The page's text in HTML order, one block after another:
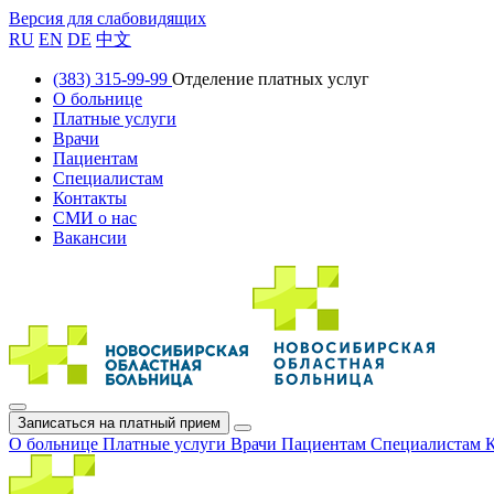
Версия для слабовидящих
RU EN DE 中文
(383) 315-99-99 Отделение платных услуг
О больнице
Платные услуги
Врачи
Пациентам
Специалистам
Контакты
СМИ о нас
Вакансии
Записаться на платный прием
О больнице Платные услуги Врачи Пациентам Специалистам